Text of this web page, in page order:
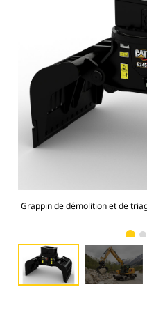
Grappin de démolition et de